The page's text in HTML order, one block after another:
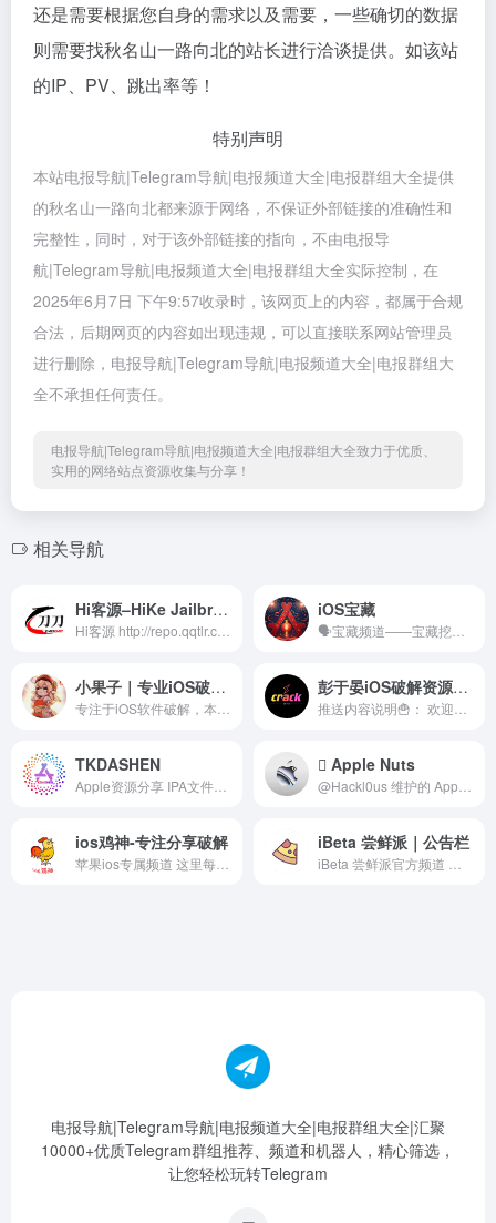
还是需要根据您自身的需求以及需要，一些确切的数据
则需要找秋名山一路向北的站长进行洽谈提供。如该站
的IP、PV、跳出率等！
特别声明
本站电报导航|Telegram导航|电报频道大全|电报群组大全提供
的秋名山一路向北都来源于网络，不保证外部链接的准确性和
完整性，同时，对于该外部链接的指向，不由电报导
航|Telegram导航|电报频道大全|电报群组大全实际控制，在
2025年6月7日 下午9:57收录时，该网页上的内容，都属于合规
合法，后期网页的内容如出现违规，可以直接联系网站管理员
进行删除，电报导航|Telegram导航|电报频道大全|电报群组大
全不承担任何责任。
电报导航|Telegram导航|电报频道大全|电报群组大全致力于优质、
实用的网络站点资源收集与分享！
相关导航
Hi客源–HiKe Jailbreak Source iOS宝藏
小果子｜专业iOS破解软件分享 彭于晏iOS破解资源频道
TKDASHEN  Apple Nuts
ios鸡神-专注分享破解 iBeta 尝鲜派｜公告栏
电报导航|Telegram导航|电报频道大全|电报群组大全|汇聚
10000+优质Telegram群组推荐、频道和机器人，精心筛选，
让您轻松玩转Telegram